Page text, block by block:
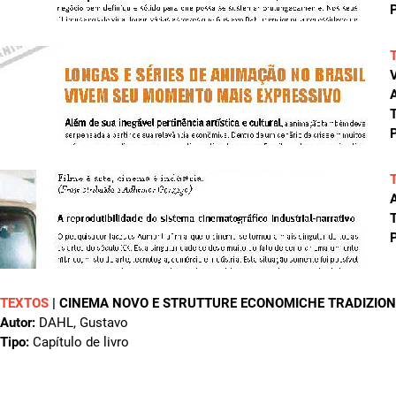
TEXTOS | CINEMA NOVO E STRUTTURE ECONOMICHE
Autor: DAHL, Gustavo
Tipo: Capítulo de livro